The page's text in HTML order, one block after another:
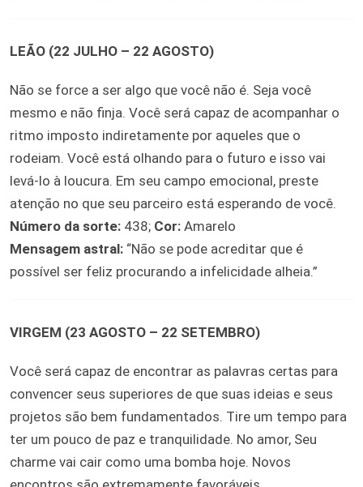
LEÃO (22 JULHO – 22 AGOSTO)
Não se force a ser algo que você não é. Seja você
mesmo e não finja. Você será capaz de acompanhar o
ritmo imposto indiretamente por aqueles que o
rodeiam. Você está olhando para o futuro e isso vai
levá-lo à loucura. Em seu campo emocional, preste
atenção no que seu parceiro está esperando de você.
Número da sorte: 438; Cor: Amarelo
Mensagem astral: “Não se pode acreditar que é
possível ser feliz procurando a infelicidade alheia.”
VIRGEM (23 AGOSTO – 22 SETEMBRO)
Você será capaz de encontrar as palavras certas para
convencer seus superiores de que suas ideias e seus
projetos são bem fundamentados. Tire um tempo para
ter um pouco de paz e tranquilidade. No amor, Seu
charme vai cair como uma bomba hoje. Novos